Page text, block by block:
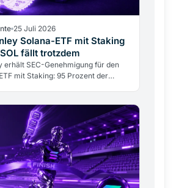
25 Juli 2026
Solana-ETF mit Staking
fällt trotzdem
erhält SEC-Genehmigung für den
mit Staking: 95 Prozent der